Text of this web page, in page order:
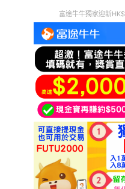
富途牛牛獨家迎新